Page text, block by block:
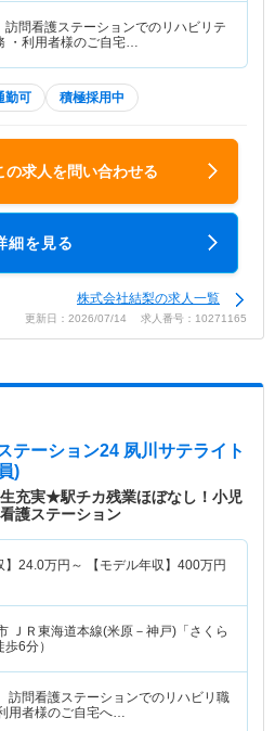
訪問看護ステーションでのリハビリテ
・利用者様のご自宅…
勤可 積極採用中
の求人を問い合わせる
細を見る
株式会社結梨の求人一覧
更新日：2026/07/14 求人番号：10271165
テーション24 夙川サテライト
)
生充実★駅チカ残業ほぼなし！小児
護ステーション
24.0万円～ 【モデル年収】 400万円
ＪＲ東海道本線(米原－神戸)「さくら
6分）
訪問看護ステーションでのリハビリ職
用者様のご自宅へ…